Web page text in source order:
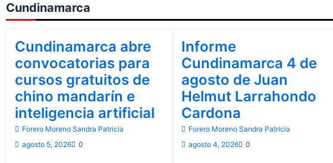
Cundinamarca
Cundinamarca
Cundinamarca abre
convocatorias para
cursos gratuitos de
chino mandarín e
inteligencia artificial
Forero Moreno Sandra Patricia
agosto 5, 2026
0
Informe
Cundinamarca 4 de
agosto de Juan
Helmut Larrahondo
Cardona
Forero Moreno Sandra Patricia
agosto 4, 2026
0